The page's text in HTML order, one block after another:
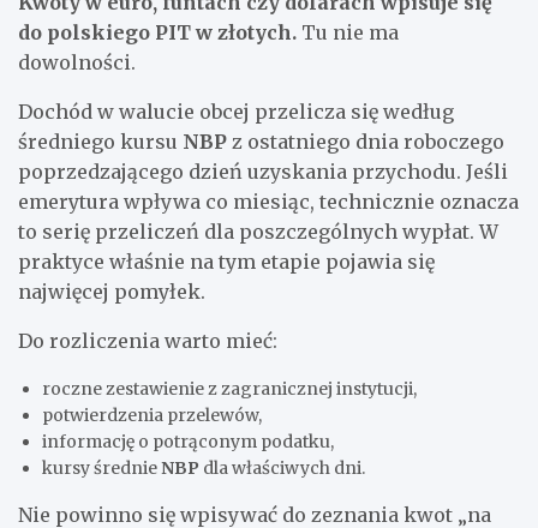
do polskiego PIT w złotych. Tu nie ma
dowolności.
Dochód w walucie obcej przelicza się według
średniego kursu NBP z ostatniego dnia roboczego
poprzedzającego dzień uzyskania przychodu. Jeśli
emerytura wpływa co miesiąc, technicznie oznacza
to serię przeliczeń dla poszczególnych wypłat. W
praktyce właśnie na tym etapie pojawia się
najwięcej pomyłek.
Do rozliczenia warto mieć:
roczne zestawienie z zagranicznej instytucji,
potwierdzenia przelewów,
informację o potrąconym podatku,
kursy średnieNBP dla właściwych dni.
Nie powinno się wpisywać do zeznania kwot „na